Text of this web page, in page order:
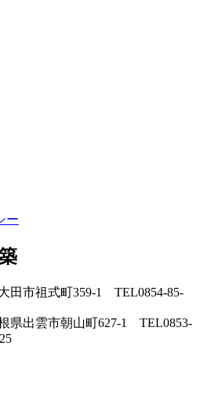
ー
田市祖式町359-1 TEL0854-85-
県出雲市朝山町627-1 TEL0853-